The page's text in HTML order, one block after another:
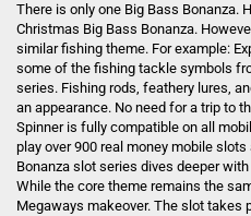
There is only one Big Bass Bonanza.
Christmas Big Bass Bonanza.
similar fishing theme. For example:
some of the fishing tackle symbols
series. Fishing rods, feathery lures,
an appearance. No need for a trip to
Spinner is fully compatible on all
play over 900 real money mobile
Bonanza slot series dives deeper
While the core theme remains the
Megaways makeover. The slot takes